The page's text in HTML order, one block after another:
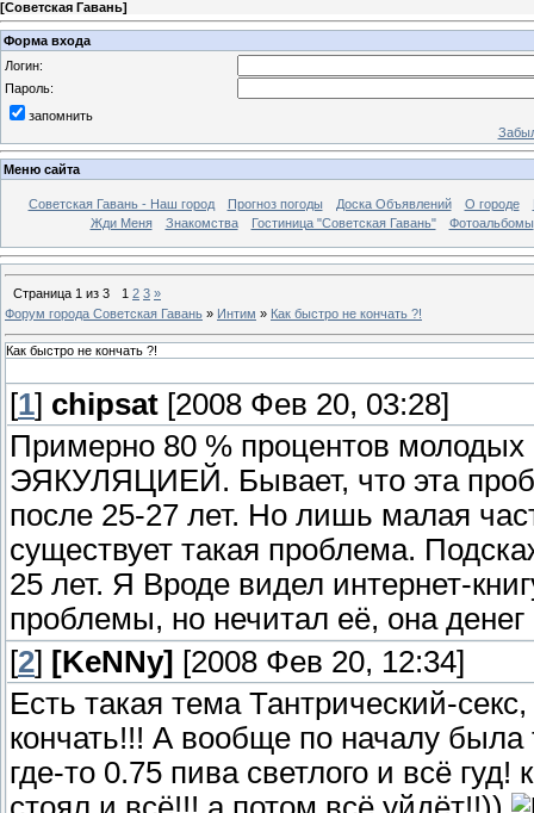
[Советская Гавань]
Форма входа
Логин:
Пароль:
запомнить
Меню сайта
Советская Гавань - Наш город Прогноз погоды Доска Объявлений О городе
Жди Меня
Знакомства Гостиница "Советская Гавань" Фотоальбомы
Страница 1 из 3 1 2 3 »
Форум города Советская Гавань » Интим » Как быстро не кончать ?!
Как быстро не кончать ?!
[1] chipsat [2008 Фев 20, 03:28]
Примерно 80 % процентов
ЭЯКУЛЯЦИЕЙ. Бывает, что эта
после 25-27 лет. Но лишь малая
существует такая проблема.
25 лет. Я Вроде видел интернет-
проблемы, но нечитал её, она денег
[2] [KeNNy] [2008 Фев 20, 12:34]
Есть такая тема Тантрический-
кончать!!! А вообще по началу
где-то 0.75 пива светлого и всё